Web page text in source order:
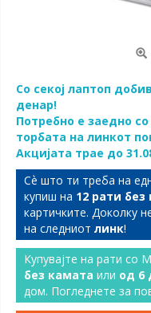
Со секој лаптоп
денар!
Потребно е заедно
торбата на линкот
Акцијата трае до
Сѐ што ти треба на
купиш на 12 рати без
картичките. Доколку
на следниот линк!
Купувајте на рати со
без камата или од 6
дом. Погледнете за